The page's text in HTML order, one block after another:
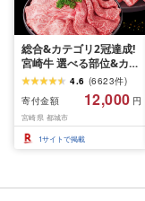
総合&カテゴリ2冠達成!
宮崎牛 選べる部位&カッ
ト (赤身&霜降り)or(赤身
のみ) 500g 1kg 2kg[発
送時期が選べる] 牛肉 焼
肉 すき焼き しゃぶしゃ
ぶ ステーキ ギフト お中
4.6 (6623件)
寄付金額
12,000 円
宮崎県 都城市
1サイトで掲載